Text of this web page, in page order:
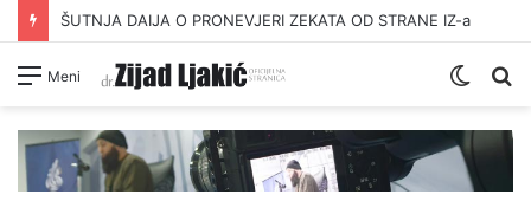
ŠUTNJA DAIJA O PRONEVJERI ZEKATA OD STRANE IZ-a
Meni
Switch